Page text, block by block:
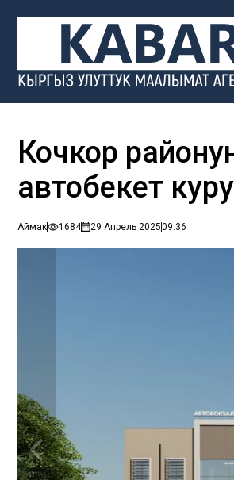
Кочкор
автобекет
Аймак 1684 29 Апрель 202509:36